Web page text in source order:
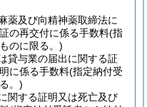
薬及び向精神薬取締法に
の再交付に係る手数料(指
のに限る。)
貸与業の届出に関する証
に係る手数料(指定納付受
。)
関する証明又は死亡及び